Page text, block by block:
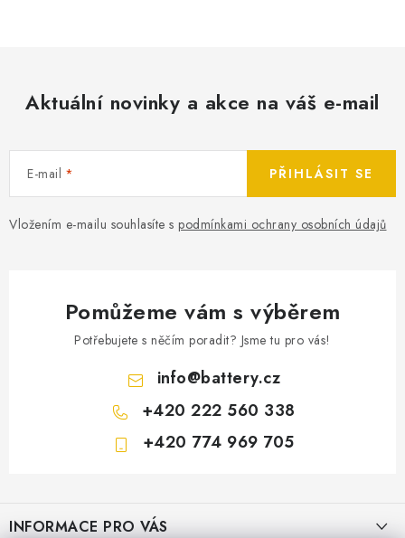
Aktuální novinky a akce na váš e-mail
E-mail
Vložením e-mailu souhlasíte s podmínkami ochrany osobních údajů
PŘIHLÁSIT SE
Pomůžeme vám s výběrem
Potřebujete s něčím poradit? Jsme tu pro vás!
info@battery.cz
+420 222 560 338
+420 774 969 705
INFORMACE PRO VÁS